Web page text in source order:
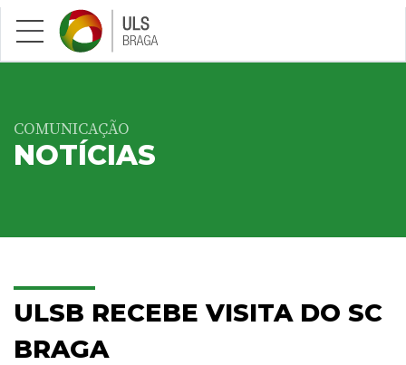
Saltar para conteúdo principal
COMUNICAÇÃO
NOTÍCIAS
ULSB RECEBE VISITA DO SC
BRAGA